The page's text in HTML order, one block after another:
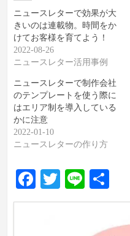
ニュースレターで効果が大
きいのは連載物。時間をか
けてお客様を育てよう！
2022-08-26
ニュースレター活用事例
ニュースレターで制作会社
のテンプレートを使う際に
はエリア制を導入している
かに注意
2022-01-10
ニュースレターの作り方
Facebook
Twitter
Line
有